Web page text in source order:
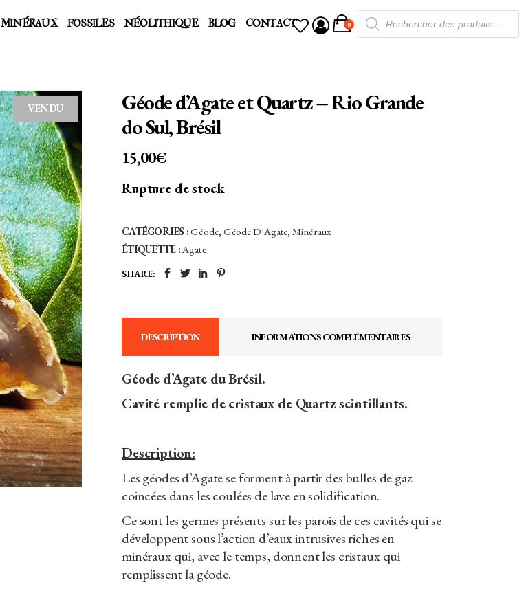
MINÉRAUX FOSSILES NÉOLITHIQUE BLOG CONTACT 0
Recherche
de
produits
VENDU
Géode d’Agate et Quartz – Rio Grande
do Sul, Brésil
15,00€
Rupture de stock
CATÉGORIES :Géode, Géode D'Agate, Minéraux
ÉTIQUETTE :Agate
SHARE:
DESCRIPTION INFORMATIONS COMPLÉMENTAIRES
Géode d’Agate du Brésil.
Cavité remplie de cristaux de Quartz scintillants.
Description:
Les géodes d’Agate se forment à partir des bulles de gaz
coincées dans les coulées de lave en solidification.
Ce sont les germes présents sur les parois de ces cavités qui se
développent sous l’action d’eaux intrusives riches en
minéraux qui, avec le temps, donnent les cristaux qui
remplissent la géode.